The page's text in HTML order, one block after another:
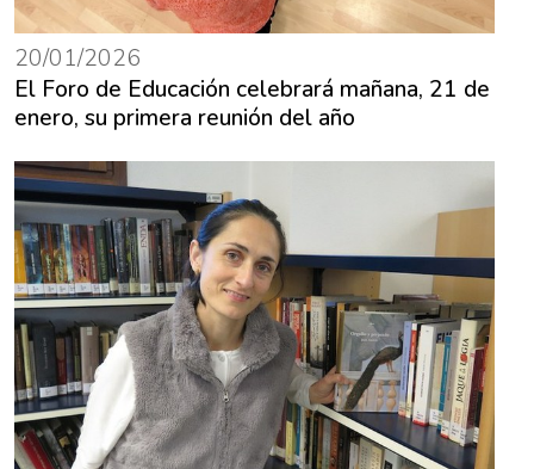
20/01/2026
El Foro de Educación celebrará mañana, 21 de
enero, su primera reunión del año